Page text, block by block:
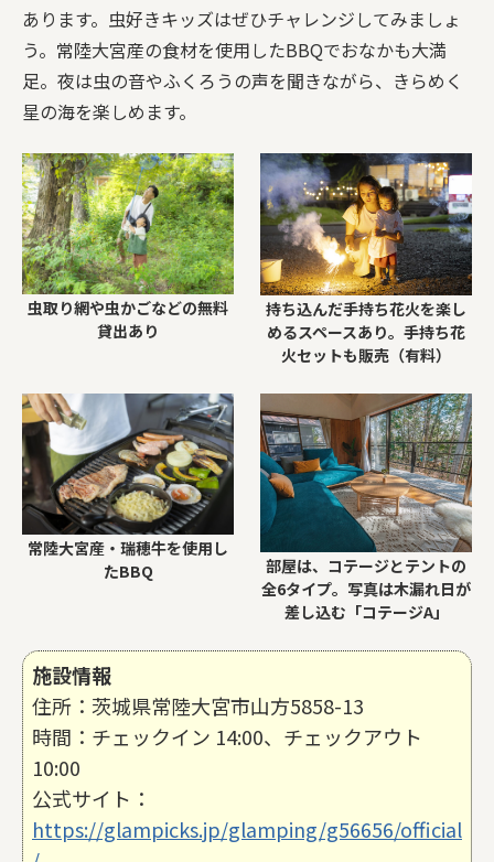
あります。虫好きキッズはぜひチャレンジしてみましょ
う。常陸大宮産の食材を使用したBBQでおなかも大満
足。夜は虫の音やふくろうの声を聞きながら、きらめく
星の海を楽しめます。
虫取り網や虫かごなどの無料
貸出あり
持ち込んだ手持ち花火を楽し
めるスペースあり。手持ち花
火セットも販売（有料）
常陸大宮産・瑞穂牛を使用し
たBBQ
部屋は、コテージとテントの
全6タイプ。写真は木漏れ日が
差し込む「コテージA」
施設情報
住所：茨城県常陸大宮市山方5858-13
時間：チェックイン 14:00、チェックアウト
10:00
公式サイト：
https://glampicks.jp/glamping/g56656/official